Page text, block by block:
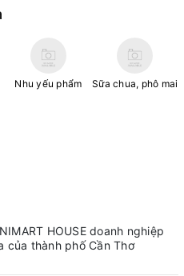
Nhu yếu phẩm Sữa chua, phô mai
HOUSE doanh nghiệp
của thành phố Cần Thơ